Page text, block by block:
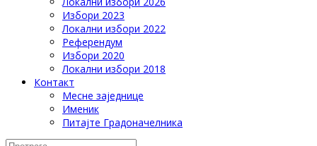
Избори 2023
Локални избори 2022
Референдум
Избори 2020
Локални избори 2018
Контакт
Месне заједнице
Именик
Питајте Градоначелника